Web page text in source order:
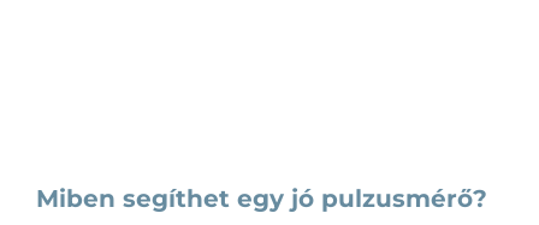
Miben segíthet egy jó pulzusmérő?